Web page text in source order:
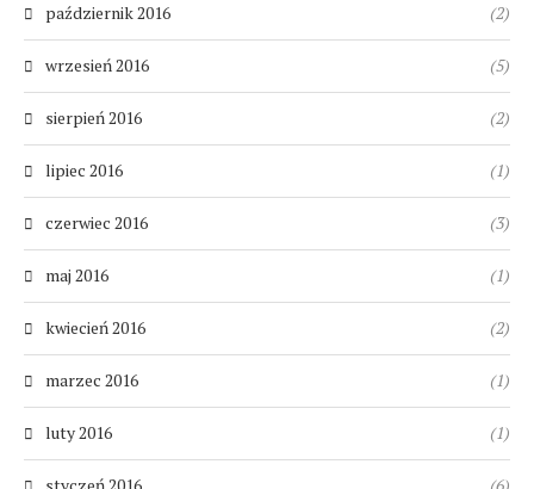
październik 2016 (2)
wrzesień 2016 (5)
sierpień 2016 (2)
lipiec 2016 (1)
czerwiec 2016 (3)
maj 2016 (1)
kwiecień 2016 (2)
marzec 2016 (1)
luty 2016 (1)